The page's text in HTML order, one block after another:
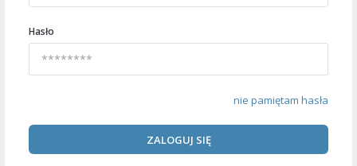
Hasło
nie pamiętam hasła
ZALOGUJ SIĘ